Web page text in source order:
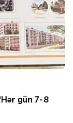
gün 7-8